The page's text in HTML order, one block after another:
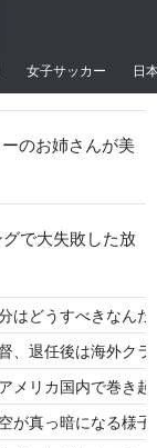
女子サッカー 日
はどうすべきなん
、退任後は海外ク
メリカ国内で巻き
が真っ暗になる様
のお姉さんが美
で大失敗した放